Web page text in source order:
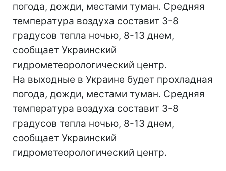
погода, дожди, местами туман. Средняя
температура воздуха составит 3-8
градусов тепла ночью, 8-13 днем,
сообщает Украинский
гидрометеорологический центр.
На выходные в Украине будет прохладная
погода, дожди, местами туман. Средняя
температура воздуха составит 3-8
градусов тепла ночью, 8-13 днем,
сообщает Украинский
гидрометеорологический центр.